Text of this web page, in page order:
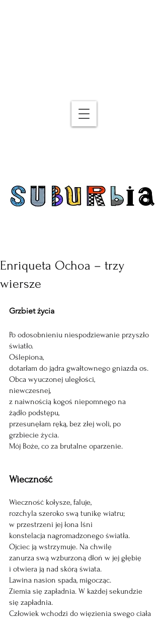
Enriqueta Ochoa – trzy
wiersze
Grzbiet życia
Po odosobnieniu niespodziewanie przyszło
światło.
Oślepiona,
dotarłam do jądra gwałtownego gniazda os.
Obca wyuczonej uległości,
niewczesnej,
z naiwnością kogoś niepomnego na
żądło podstępu,
przesunęłam ręką, bez złej woli, po
grzbiecie życia.
Mój Boże, co za brutalne oparzenie.
Wieczność
Wieczność kołysze, faluje,
rozchyla szeroko swą tunikę wiatru;
w przestrzeni jej łona lśni
konstelacja nagromadzonego światła.
Ojciec ją wstrzymuje. Na chwilę
zanurza swą wzburzoną dłoń w jej głębię
i otwiera ją nad skórą świata.
Lawina nasion spada, migocząc.
Ziemia się zapładnia. W każdej sekundzie
się zapładnia.
Człowiek wchodzi do więzienia swego ciała